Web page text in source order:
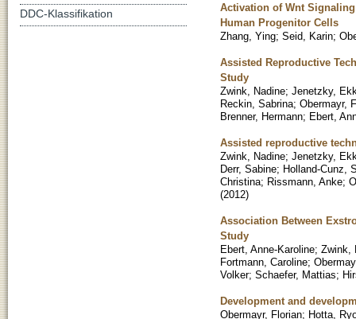
Activation of Wnt
Human Progenitor Cells
Zhang, Ying; Seid, Karin;
Assisted Reproductive
Study
Zwink, Nadine; Jenetzky,
Reckin, Sabrina; Obermayr,
Brenner, Hermann; Ebert,
Assisted reproductive
Zwink, Nadine; Jenetzky,
Derr, Sabine; Holland-Cunz,
Christina; Rissmann, Anke;
(2012)
Association Between
Study
Ebert, Anne-Karoline; Zwink,
Fortmann, Caroline;
Volker; Schaefer, Mattias;
Development and
Obermayr, Florian; Hotta,
DDC-Klassifikation